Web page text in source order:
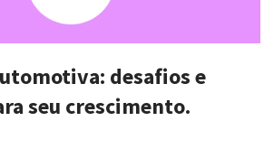
desafios e
seu crescimento.